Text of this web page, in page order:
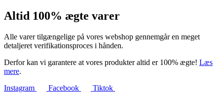
Altid 100% ægte varer
Alle varer tilgængelige på vores webshop gennemgår en meget
detaljeret verifikationsproces i hånden.
Derfor kan vi garantere at vores produkter altid er 100% ægte! Læs
mere.
Instagram
Facebook Tiktok